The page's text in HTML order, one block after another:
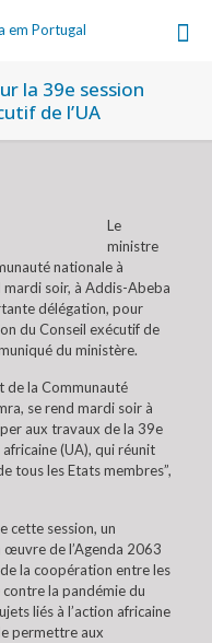
la 39e session
de l’UA
Le
ministre
nationale à
mardi soir, à Addis-Abeba
délégation, pour
du Conseil exécutif de
du ministère.
de la Communauté
se rend mardi soir à
aux travaux de la 39e
(UA), qui réunit
tous les Etats membres”,
cette session, un
œuvre de l’Agenda 2063
la coopération entre les
la pandémie du
liés à l’action africaine
permettre aux